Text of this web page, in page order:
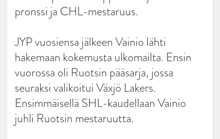
pronssi ja CHL-mestaruus.
JYP vuosiensa jälkeen Vainio lähti
hakemaan kokemusta ulkomailta. Ensin
vuorossa oli Ruotsin pääsarja, jossa
seuraksi valikoitui Växjö Lakers.
Ensimmäisellä SHL-kaudellaan Vainio
juhli Ruotsin mestaruutta.